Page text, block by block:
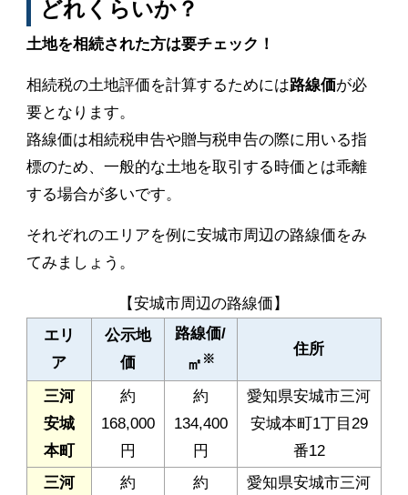
どれくらいか？
土地を相続された方は要チェック！
相続税の土地評価を計算するためには路線価が必
要となります。
路線価は相続税申告や贈与税申告の際に用いる指
標のため、一般的な土地を取引する時価とは乖離
する場合が多いです。
それぞれのエリアを例に安城市周辺の路線価をみ
てみましょう。
【安城市周辺の路線価】
エリ
ア
公示地
価
路線価/
㎡ ※
住所
三河
安城
本町
約
168,000
円
約
134,400
円
愛知県安城市三河
安城本町1丁目29
番12
三河
約
約
愛知県安城市三河